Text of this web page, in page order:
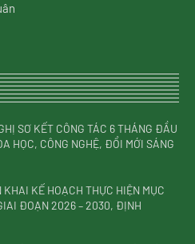
SƠ KẾT CÔNG TÁC 6 THÁNG ĐẦU
HỌC, CÔNG NGHỆ, ĐỔI MỚI SÁNG
KẾ HOẠCH THỰC HIỆN MỤC
ĐOẠN 2026 – 2030, ĐỊNH